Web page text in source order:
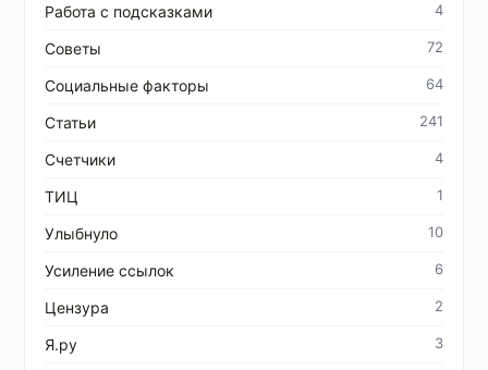
Работа с подсказками 4
Советы 72
Социальные факторы 64
Статьи 241
Счетчики 4
ТИЦ 1
Улыбнуло 10
Усиление ссылок 6
Цензура 2
Я.ру 3